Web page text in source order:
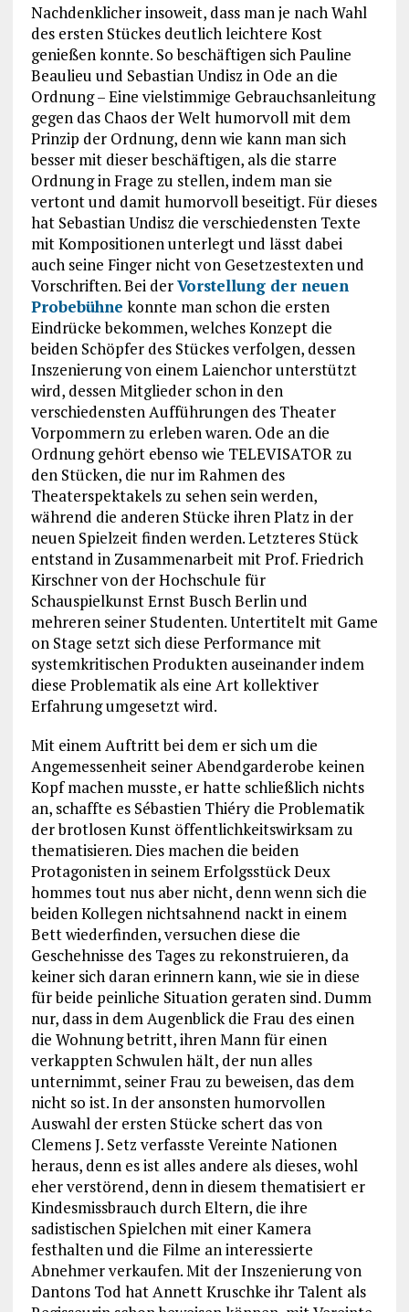
Nachdenklicher insoweit, dass man je nach Wahl
des ersten Stückes deutlich leichtere Kost
genießen konnte. So beschäftigen sich Pauline
Beaulieu und Sebastian Undisz in Ode an die
Ordnung – Eine vielstimmige Gebrauchsanleitung
gegen das Chaos der Welt humorvoll mit dem
Prinzip der Ordnung, denn wie kann man sich
besser mit dieser beschäftigen, als die starre
Ordnung in Frage zu stellen, indem man sie
vertont und damit humorvoll beseitigt. Für dieses
hat Sebastian Undisz die verschiedensten Texte
mit Kompositionen unterlegt und lässt dabei
auch seine Finger nicht von Gesetzestexten und
Vorschriften. Bei derVorstellung der neuen
Probebühne konnte man schon die ersten
Eindrücke bekommen, welches Konzept die
beiden Schöpfer des Stückes verfolgen, dessen
Inszenierung von einem Laienchor unterstützt
wird, dessen Mitglieder schon in den
verschiedensten Aufführungen des Theater
Vorpommern zu erleben waren. Ode an die
Ordnung gehört ebenso wie TELEVISATOR zu
den Stücken, die nur im Rahmen des
Theaterspektakels zu sehen sein werden,
während die anderen Stücke ihren Platz in der
neuen Spielzeit finden werden. Letzteres Stück
entstand in Zusammenarbeit mit Prof. Friedrich
Kirschner von der Hochschule für
Schauspielkunst Ernst Busch Berlin und
mehreren seiner Studenten. Untertitelt mit Game
on Stage setzt sich diese Performance mit
systemkritischen Produkten auseinander indem
diese Problematik als eine Art kollektiver
Erfahrung umgesetzt wird.
Mit einem Auftritt bei dem er sich um die
Angemessenheit seiner Abendgarderobe keinen
Kopf machen musste, er hatte schließlich nichts
an, schaffte es Sébastien Thiéry die Problematik
der brotlosen Kunst öffentlichkeitswirksam zu
thematisieren. Dies machen die beiden
Protagonisten in seinem Erfolgsstück Deux
hommes tout nus aber nicht, denn wenn sich die
beiden Kollegen nichtsahnend nackt in einem
Bett wiederfinden, versuchen diese die
Geschehnisse des Tages zu rekonstruieren, da
keiner sich daran erinnern kann, wie sie in diese
für beide peinliche Situation geraten sind. Dumm
nur, dass in dem Augenblick die Frau des einen
die Wohnung betritt, ihren Mann für einen
verkappten Schwulen hält, der nun alles
unternimmt, seiner Frau zu beweisen, das dem
nicht so ist. In der ansonsten humorvollen
Auswahl der ersten Stücke schert das von
Clemens J. Setz verfasste Vereinte Nationen
heraus, denn es ist alles andere als dieses, wohl
eher verstörend, denn in diesem thematisiert er
Kindesmissbrauch durch Eltern, die ihre
sadistischen Spielchen mit einer Kamera
festhalten und die Filme an interessierte
Abnehmer verkaufen. Mit der Inszenierung von
Dantons Tod hat Annett Kruschke ihr Talent als